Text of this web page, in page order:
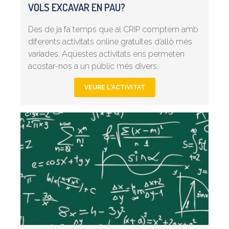
VOLS EXCAVAR EN PAU?
Des de ja fa temps que al CRIP comptem amb
diferents activitats online gratuïtes d’allò més
variades. Aquestes activitats ens permeten
acostar-nos a un públic més divers.
VEURE L'ACTIVITAT